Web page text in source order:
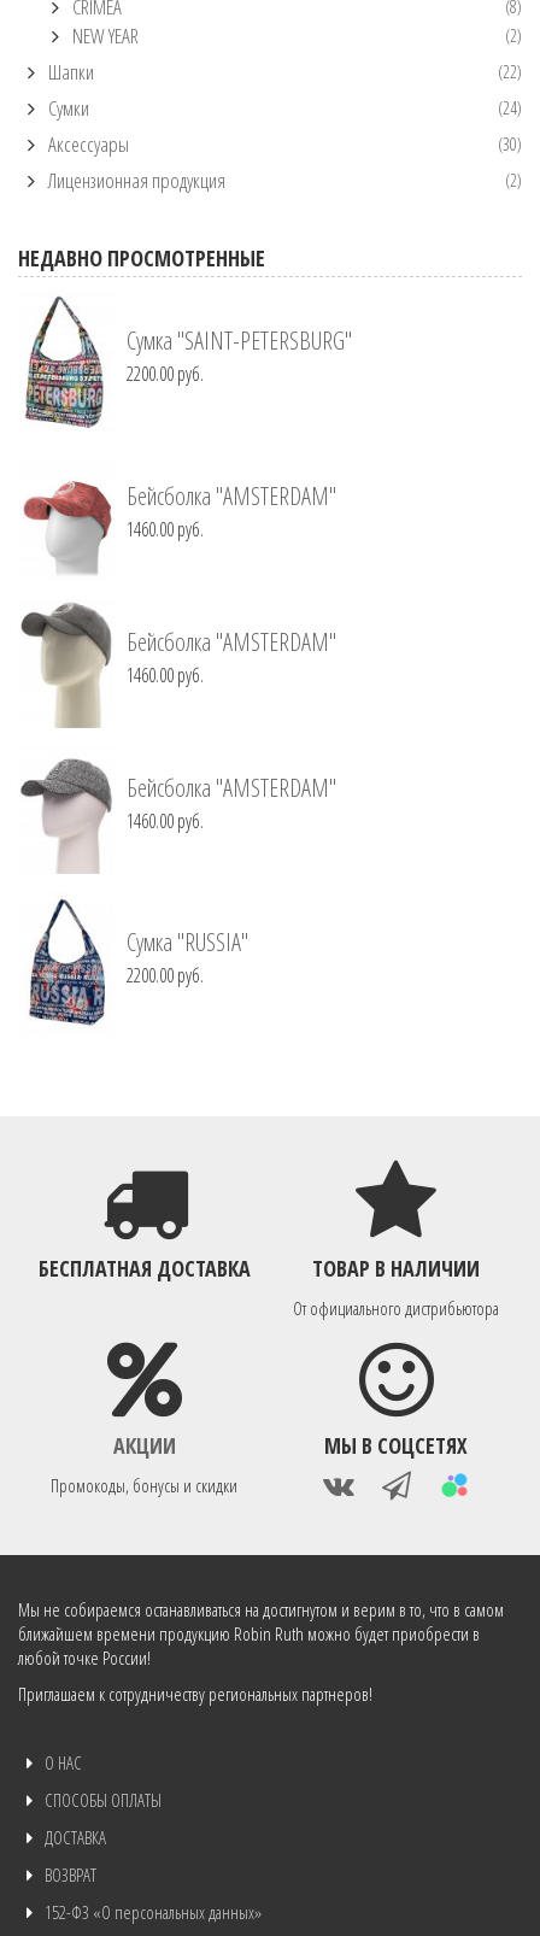
CRIMEA (8)
NEW YEAR (2)
Шапки (22)
Сумки (24)
Аксессуары (30)
Лицензионная продукция (2)
НЕДАВНО ПРОСМОТРЕННЫЕ
Сумка "SAINT-PETERSBURG"
2200.00 руб.
Бейсболка "AMSTERDAM"
1460.00 руб.
Бейсболка "AMSTERDAM"
1460.00 руб.
Бейсболка "AMSTERDAM"
1460.00 руб.
Сумка "RUSSIA"
2200.00 руб.
БЕСПЛАТНАЯ ДОСТАВКА ТОВАР В НАЛИЧИИ
От официального дистрибьютора
АКЦИИ
Промокоды, бонусы и скидки
МЫ В СОЦСЕТЯХ
Мы не собираемся останавливаться на достигнутом и верим в то, что в самом
ближайшем времени продукцию Robin Ruth можно будет приобрести в
любой точке России!
Приглашаем к сотрудничеству региональных партнеров!
О НАС
СПОСОБЫ ОПЛАТЫ
ДОСТАВКА
ВОЗВРАТ
152-ФЗ «О персональных данных»